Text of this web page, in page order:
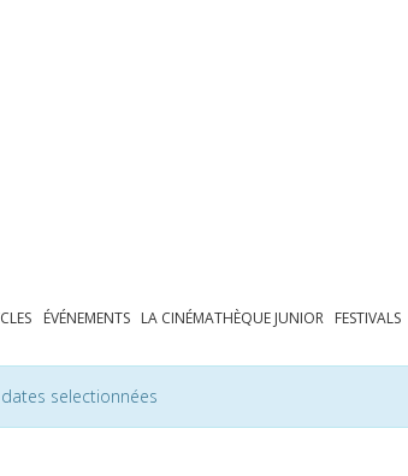
ÉVÉNEMENTS LA CINÉMATHÈQUE JUNIOR FESTIVALS
selectionnées